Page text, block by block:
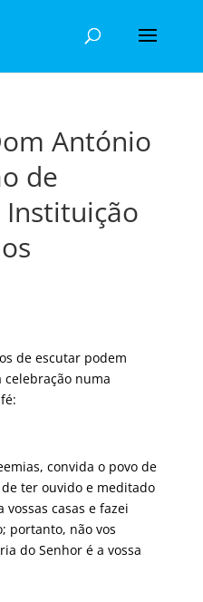
António
de
Instituição
de escutar podem
numa
convida o povo de
ter ouvido e meditado
vossas casas e fazei
portanto, não vos
do Senhor é a vossa